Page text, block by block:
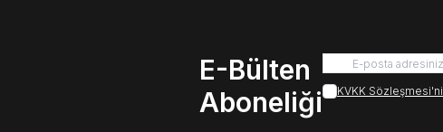
E-Bülten
Aboneliği
KVKK Sözleşmesi'ni